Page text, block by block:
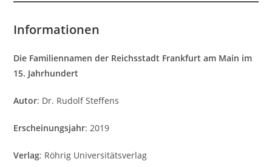
Informationen
Die Familiennamen der Reichsstadt Frankfurt am Main im
15. Jahrhundert
Autor: Dr. Rudolf Steffens
Erscheinungsjahr: 2019
Verlag: Röhrig Universitätsverlag